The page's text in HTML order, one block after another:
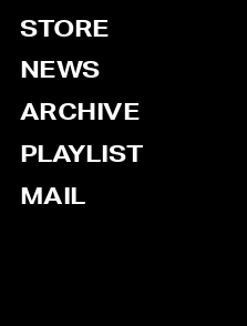
STORE
NEWS
ARCHIVE
PLAYLIST
MAIL